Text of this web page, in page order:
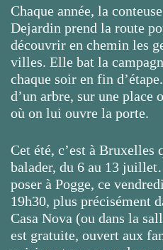
Chaque année, la
Dejardin prend la route
découvrir en chemin les
villes. Elle bat la
chaque soir en fin
d’un arbre, sur une place
où on lui ouvre la porte.
Cet été, c’est à Bruxelles
balader, du 6 au 13
poser à Pogge, ce
19h30, plus précisément
Casa Nova (ou dans la
est gratuite, ouvert aux